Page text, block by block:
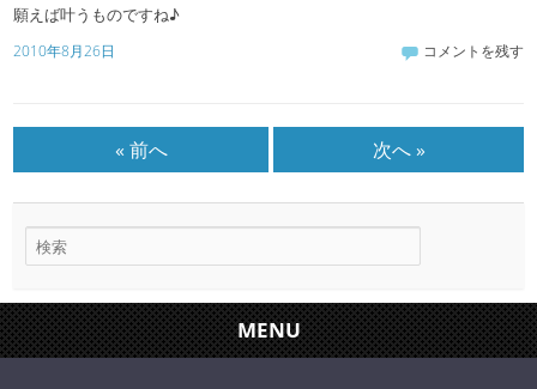
願えば叶うものですね♪
2010年8月26日 コメントを残す
« 前へ 次へ »
MENU